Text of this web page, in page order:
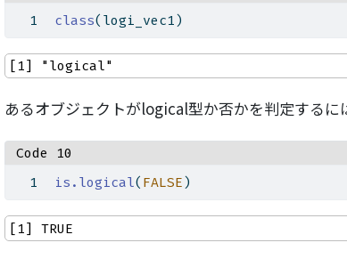
class(logi_vec1)
[1] "logical"
あるオブジェクトがlogical型か否かを判定するに
Code 10
is.logical( FALSE )
[1] TRUE